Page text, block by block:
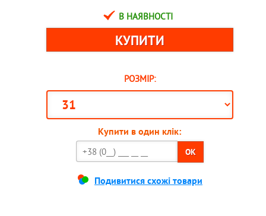
В НАЯВНОСТІ
РОЗМІР:
Купити в один клік:
OK
Подивитися схожі товари